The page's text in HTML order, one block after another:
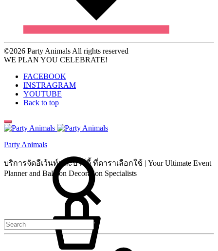
©2026 Party Animals All rights reserved
WE PLAN YOU CELEBRATE!
FACEBOOK
INSTRAGRAM
YOUTUBE
Back to top
Party Animals
บริการจัดอีเว้นท์และปาร์ตี้ ที่ดาราเลือกใช้ | Your Ultimate Event
Planner and Balloon Decoration Specialists
Search